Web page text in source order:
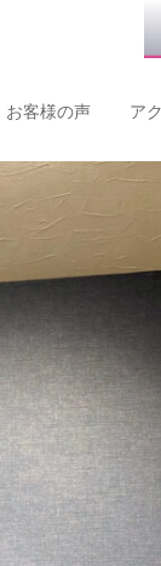
お客様の声 ア